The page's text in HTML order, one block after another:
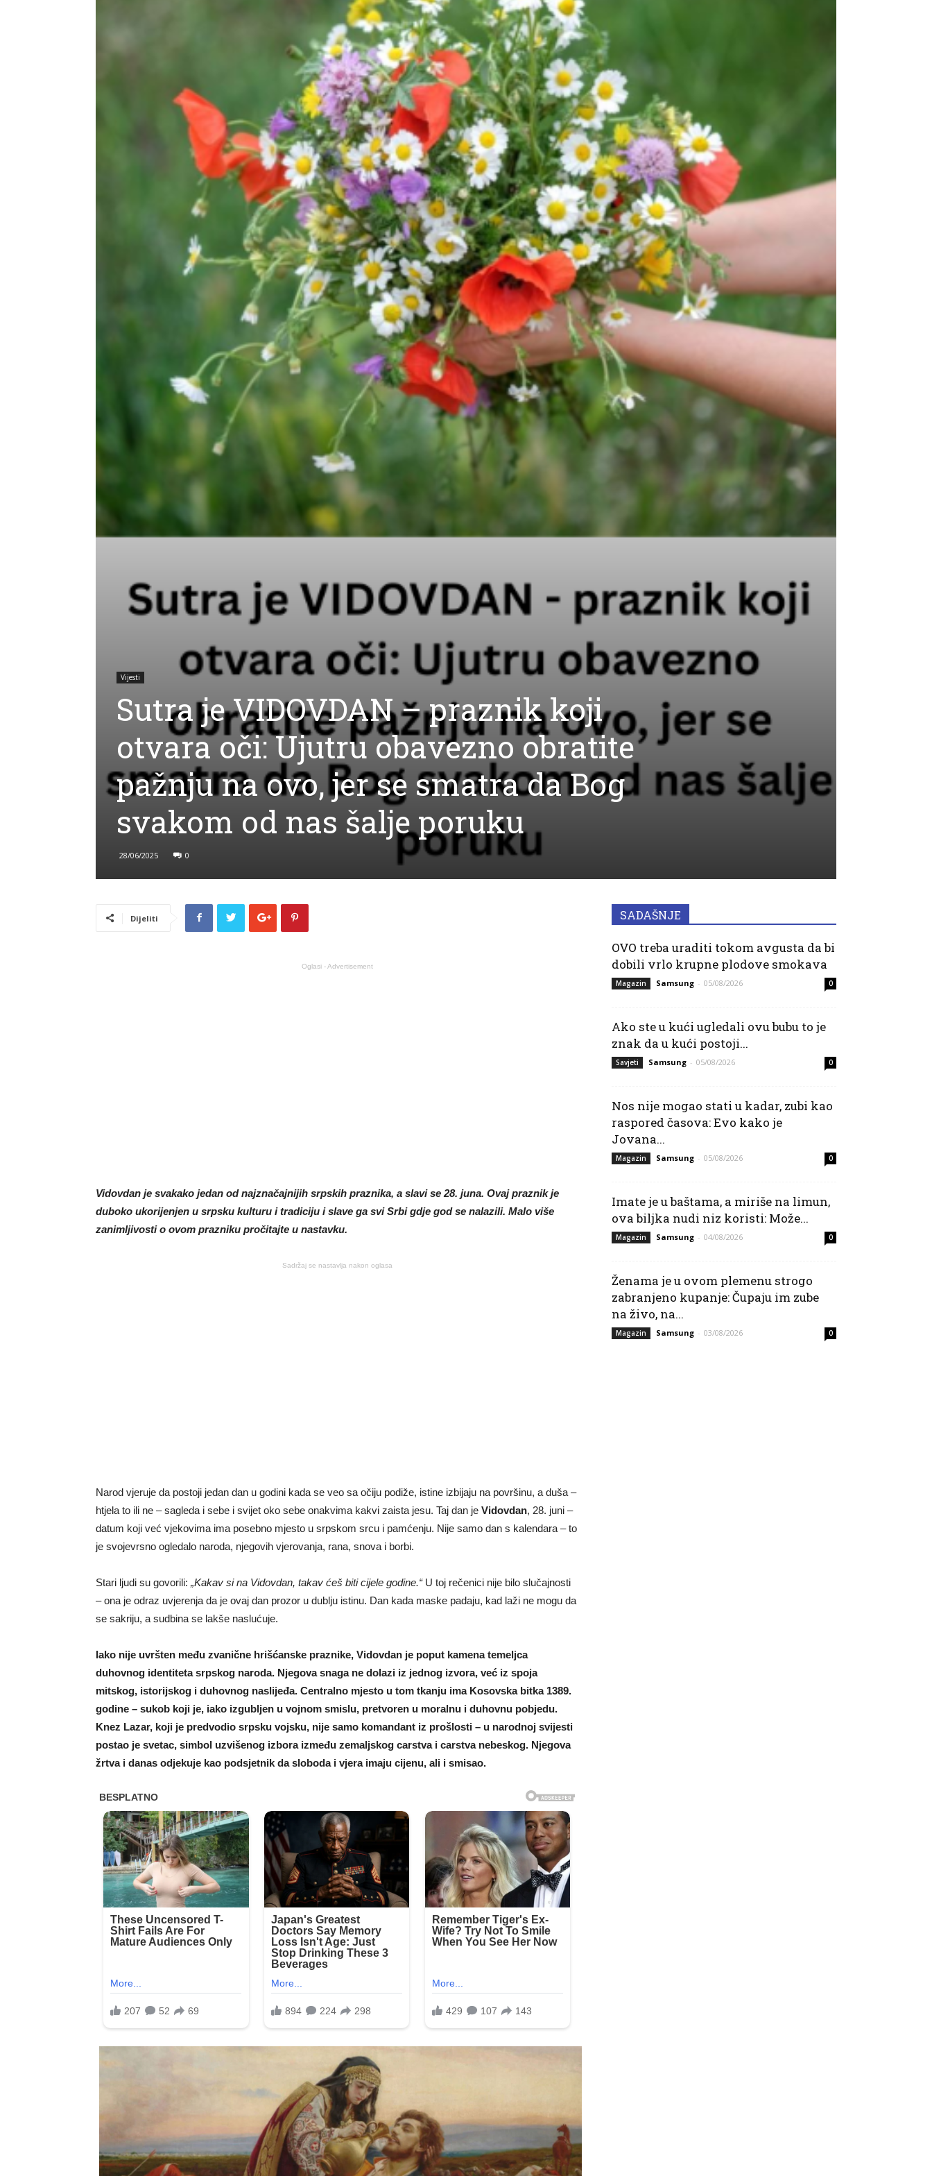
Vijesti
Sutra je VIDOVDAN – praznik koji
otvara oči: Ujutru obavezno obratite
pažnju na ovo, jer se smatra da Bog
svakom od nas šalje poruku
28/06/2025 0
Dijeliti
Oglasi - Advertisement
Vidovdan je svakako jedan od najznačajnijih srpskih praznika, a slavi se 28. juna. Ovaj praznik je
duboko ukorijenjen u srpsku kulturu i tradiciju i slave ga svi Srbi gdje god se nalazili. Malo više
zanimljivosti o ovom prazniku pročitajte u nastavku.
Sadržaj se nastavlja nakon oglasa
Narod vjeruje da postoji jedan dan u godini kada se veo sa očiju podiže, istine izbijaju na površinu, a duša –
htjela to ili ne – sagleda i sebe i svijet oko sebe onakvima kakvi zaista jesu. Taj dan je Vidovdan, 28. juni –
datum koji već vjekovima ima posebno mjesto u srpskom srcu i pamćenju. Nije samo dan s kalendara – to
je svojevrsno ogledalo naroda, njegovih vjerovanja, rana, snova i borbi.
Stari ljudi su govorili: „Kakav si na Vidovdan, takav ćeš biti cijele godine.“U toj rečenici nije bilo slučajnosti
– ona je odraz uvjerenja da je ovaj dan prozor u dublju istinu. Dan kada maske padaju, kad laži ne mogu da
se sakriju, a sudbina se lakše naslućuje.
Iako nije uvršten među zvanične hrišćanske praznike, Vidovdan je poput kamena temeljca
duhovnog identiteta srpskog naroda. Njegova snaga ne dolazi iz jednog izvora, već iz spoja
mitskog, istorijskog i duhovnog naslijeđa. Centralno mjesto u tom tkanju ima Kosovska bitka 1389.
godine – sukob koji je, iako izgubljen u vojnom smislu, pretvoren u moralnu i duhovnu pobjedu.
Knez Lazar, koji je predvodio srpsku vojsku, nije samo komandant iz prošlosti – u narodnoj svijesti
postao je svetac, simbol uzvišenog izbora između zemaljskog carstva i carstva nebeskog. Njegova
žrtva i danas odjekuje kao podsjetnik da sloboda i vjera imaju cijenu, ali i smisao.
SADAŠNJE
OVO treba uraditi tokom avgusta da bi
dobili vrlo krupne plodove smokava
Magazin Samsung - 05/08/2026 0
Ako ste u kući ugledali ovu bubu to je
znak da u kući postoji...
Savjeti Samsung - 05/08/2026 0
Nos nije mogao stati u kadar, zubi kao
raspored časova: Evo kako je
Jovana...
Magazin Samsung - 05/08/2026 0
Imate je u baštama, a miriše na limun,
ova biljka nudi niz koristi: Može...
Magazin Samsung - 04/08/2026 0
Ženama je u ovom plemenu strogo
zabranjeno kupanje: Čupaju im zube
na živo, na...
Magazin Samsung - 03/08/2026 0